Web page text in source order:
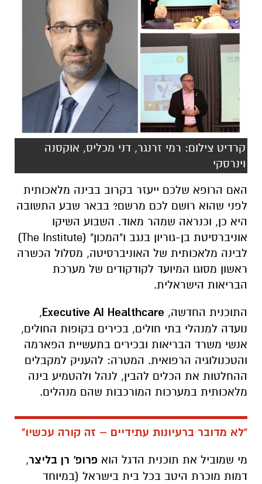
קרדיט צילום: רמי זרנגר, דני מכליס, אוקסנה
וינרסקי
האם הרופא שלכם ייעזר בקרוב בבינה מלאכותית
לפני שהוא רושם לכם מרשם? בבאר שבע התשובה
היא כן, וכנראה שמהר מאוד. השבוע השיקו
אוניברסיטת בן-גוריון בנגב ו"המכון" (The Institute)
לבינה מלאכותית של האוניברסיטה, מסלול הכשרה
ראשון מסוגו המיועד לקודקודים של מערכת
הבריאות הישראלית.
התוכנית החדשה, Executive AI Healthcare
,
נועדה למנהלי בתי חולים, בכירים בקופות החולים,
אנשי משרד הבריאות ובכירים בתעשיית הפארמה
והטכנולוגיה הרפואית. המטרה: להעניק למקבלים
ההחלטות את הכלים להבין, לנהל ולהטמיע בינה
מלאכותית במערכות המורכבות שהם מנהלים.
"לא מדובר ברעיונות עתידיים – זה קורה עכשיו"
מי שמוביל את תוכנית הדגל הוא פרופ' רן בליצר,
דמות מוכרת היטב בכל בית בישראל (במיוחד